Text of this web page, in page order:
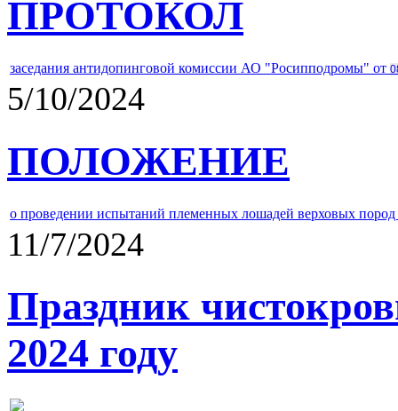
ПРОТОКОЛ
заседания антидопинговой комиссии АО "Росипподромы" от
5/10/2024
ПОЛОЖЕНИЕ
о проведении испытаний племенных лошадей верховых
11/7/2024
Праздник
2024 году